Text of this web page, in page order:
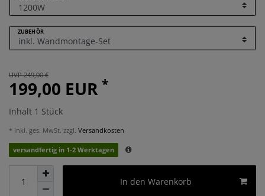
ZUBEHÖR
UVP 249,00 €
199,00 EUR *
Inhalt 1 Stück
* inkl. ges. MwSt. zzgl. Versandkosten
versandfertig in 1-2 Werktagen
In den Warenkorb